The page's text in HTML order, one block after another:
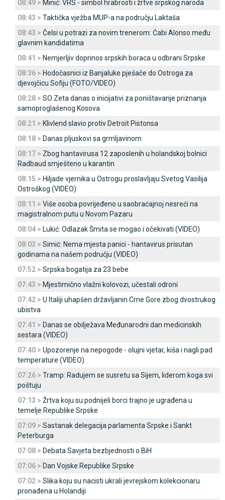
08:49 > Minić: VRS - simbol hrabrosti i žrtve srpskog naroda
08:43 > Taktička vježba MUP-a na području Laktaša
08:43 > Čelsi u potrazi za novim trenerom: Ćabi Alonso među
glavnim kandidatima
08:41 > Nemjerljiv doprinos srpskih boraca u odbrani Srpske
08:36 > Hodočasnici iz Banjaluke pješače do Ostroga za
djevojčicu Sofiju (FOTO/VIDEO)
08:28 > SO Zeta danas o inicijativi za poništavanje priznanja
samoproglašenog Kosova
08:21 > Klivlend slavio protiv Detroit Pistonsa
08:18 > Danas pljuskovi sa grmljavinom
08:17 > Zbog hantavirusa 12 zaposlenih u holandskoj bolnici
Radbaud smješteno u karantin
08:15 > Hiljade vjernika u Ostrogu proslavljaju Svetog Vasilija
Ostroškog (VIDEO)
08:11 > Više osoba povrijeđeno u saobraćajnoj nesreći na
magistralnom putu u Novom Pazaru
08:04 > Lukić: Odlazak Šmita se mogao i očekivati (VIDEO)
08:03 > Simić: Nema mjesta panici - hantavirus prisutan
godinama na našem području (VIDEO)
07:52 > Srpska bogatija za 23 bebe
07:43 > Mjestimično vlažni kolovozi, učestali odroni
07:42 > U Italiji uhapšen državljanin Crne Gore zbog dvostrukog
ubistva
07:41 > Danas se obilježava Međunarodni dan medicinskih
sestara (VIDEO)
07:40 > Upozorenje na nepogode - olujni vjetar, kiša i nagli pad
temperature (VIDEO)
07:26 > Tramp: Radujem se susretu sa Sijem, liderom koga svi
poštuju
07:13 > Žrtva koju su podnijeli borci trajno je ugrađena u
temelje Republike Srpske
07:09 > Sastanak delegacija parlamenta Srpske i Sankt
Peterburga
07:08 > Debata Savjeta bezbjednosti o BiH
07:06 > Dan Vojske Republike Srpske
07:02 > Slika koju su nacisti ukrali jevrejskom kolekcionaru
pronađena u Holandiji